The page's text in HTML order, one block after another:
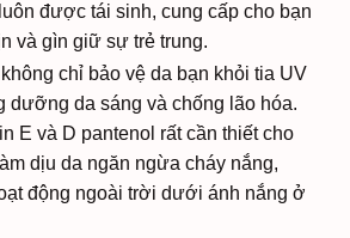
được tái sinh, cung cấp cho bạn
và gìn giữ sự trẻ trung.
chỉ bảo vệ da bạn khỏi tia UV
dưỡng da sáng và chống lão hóa.
E và D pantenol rất cần thiết cho
dịu da ngăn ngừa cháy nắng,
động ngoài trời dưới ánh nắng ở